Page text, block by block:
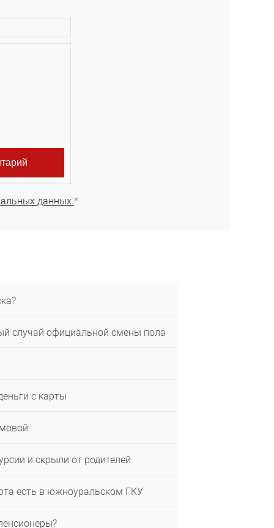
данных.*
случай официальной смены пола
с карты
и скрыли от родителей
есть в южноуральском ГКУ